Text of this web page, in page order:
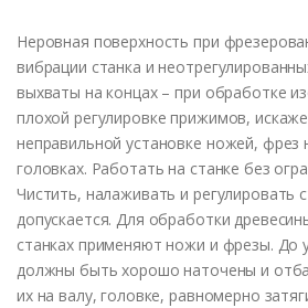
Неровная поверхность при
вибрации станка и
выхваты на концах – при обработке
плохой регулировке прижимов,
неправильной установке ножей, фрез
головках. Работать на станке без
Чистить, налаживать и регулировать
допускается. Для обработки
станках применяют ножи и фрезы. До
должны быть хорошо наточены и
их на валу, головке, равномерно